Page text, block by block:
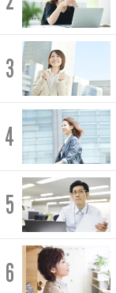
3
4
5
6